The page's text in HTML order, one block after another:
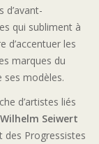
d’avant-
qui subliment à
d’accentuer les
marques du
ses modèles.
d’artistes liés
Seiwert
des Progressistes